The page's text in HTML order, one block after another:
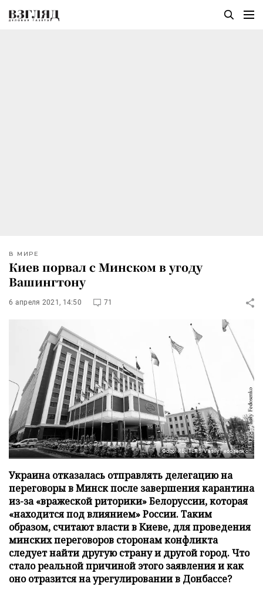
В МИРЕ
Киев порвал с Минском в угоду
Вашингтону
6 апреля 2021, 14:50 71
Фото: REUTERS/Vasily Fedosenko
Украина отказалась отправлять делегацию на
переговоры в Минск после завершения карантина
из-за «вражеской риторики» Белоруссии, которая
«находится под влиянием» России. Таким
образом, считают власти в Киеве, для проведения
минских переговоров сторонам конфликта
следует найти другую страну и другой город. Что
стало реальной причиной этого заявления и как
оно отразится на урегулировании в Донбассе?